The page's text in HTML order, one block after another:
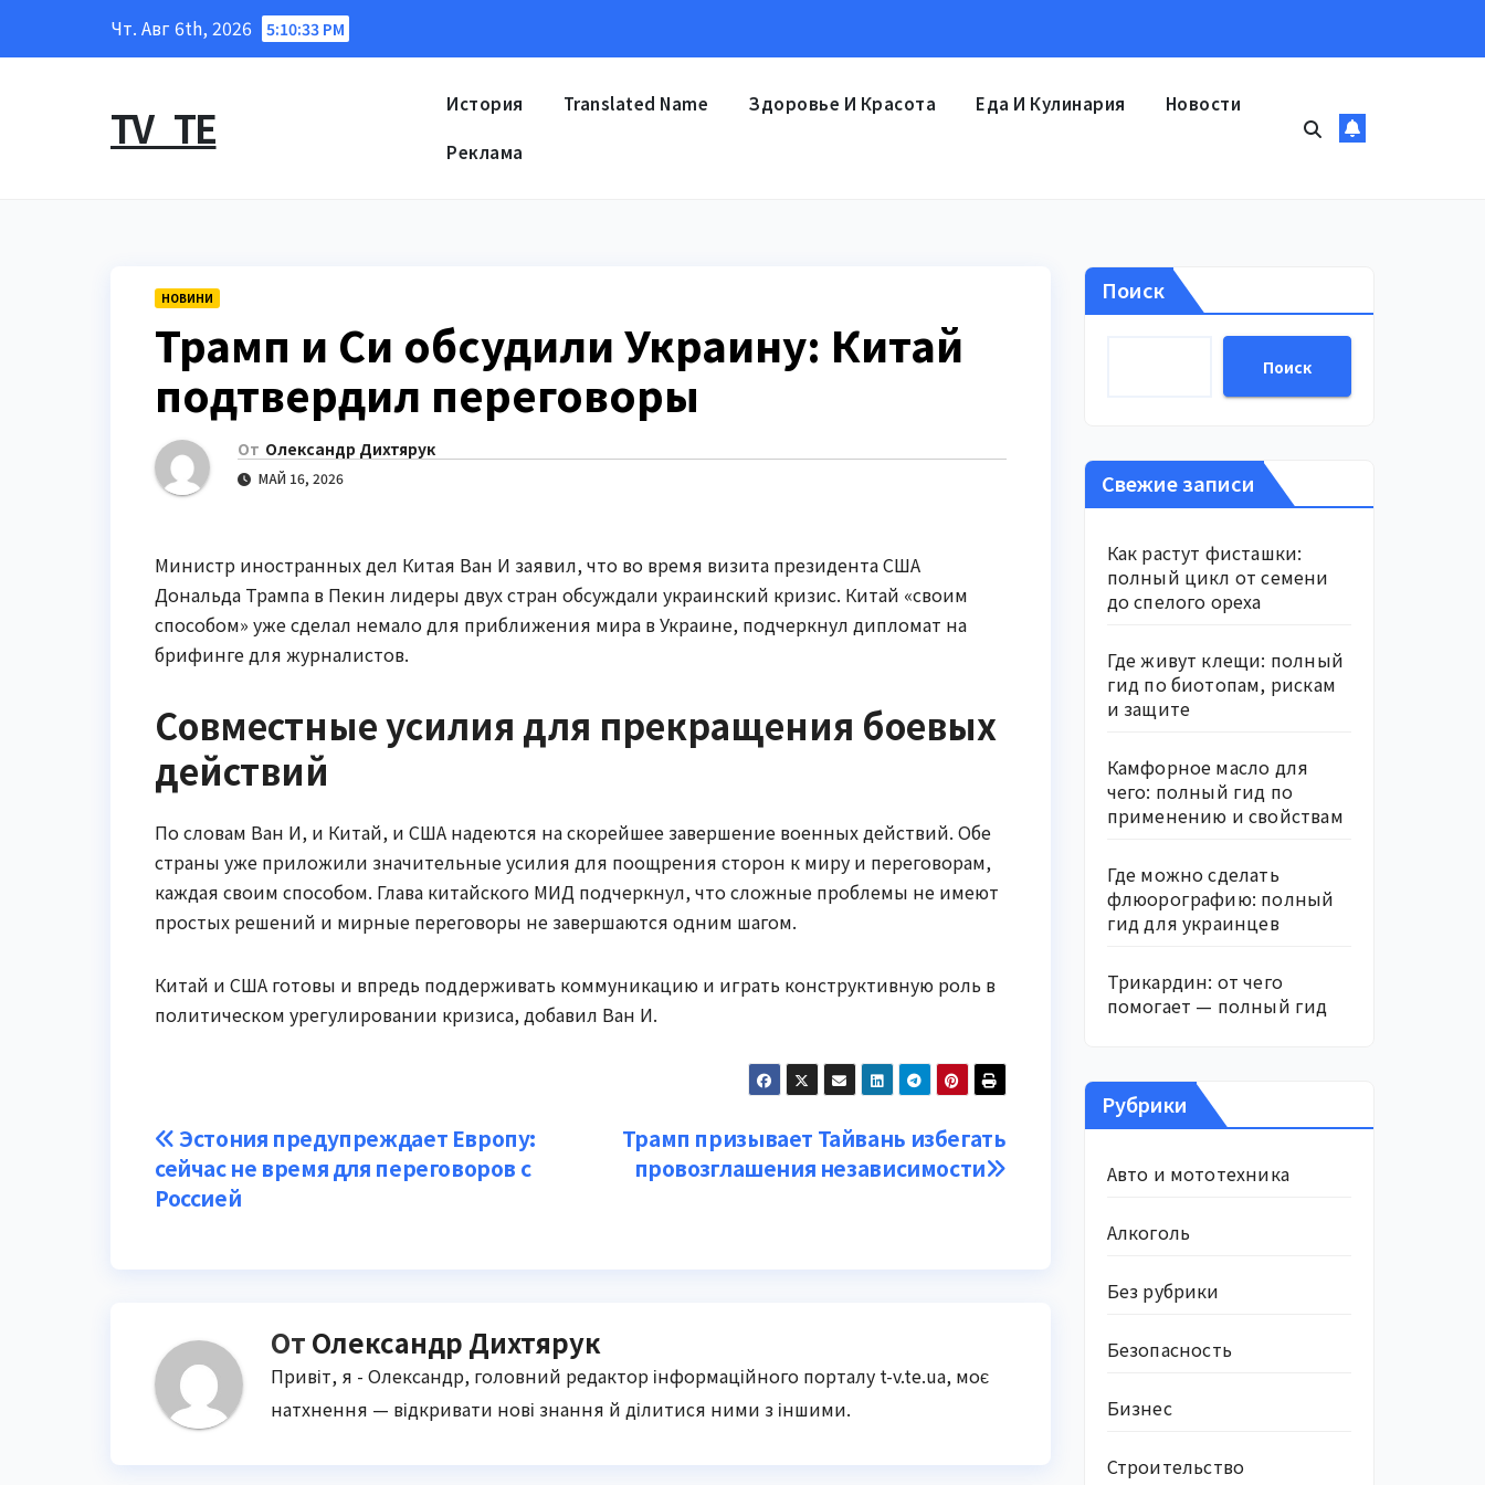
Чт. Авг 6th, 2026 5:10:34 PM
TV_TE История Translated Name Здоровье И Красота Еда И Кулинария Новости
Реклама
НОВИНИ
Трамп и Си обсудили Украину: Китай
подтвердил переговоры
От Олександр Дихтярук
МАЙ 16, 2026
Министр иностранных дел Китая Ван И заявил, что во время визита президента США
Дональда Трампа в Пекин лидеры двух стран обсуждали украинский кризис. Китай «своим
способом» уже сделал немало для приближения мира в Украине, подчеркнул дипломат на
брифинге для журналистов.
Совместные усилия для прекращения боевых
действий
По словам Ван И, и Китай, и США надеются на скорейшее завершение военных действий. Обе
страны уже приложили значительные усилия для поощрения сторон к миру и переговорам,
каждая своим способом. Глава китайского МИД подчеркнул, что сложные проблемы не имеют
простых решений и мирные переговоры не завершаются одним шагом.
Китай и США готовы и впредь поддерживать коммуникацию и играть конструктивную роль в
политическом урегулировании кризиса, добавил Ван И.
Навигация
по
Трамп призывает Тайвань избегать
провозглашения независимости
Эстония предупреждает Европу:
сейчас не время для переговоров с
Россией
От Олександр Дихтярук
Привіт, я - Олександр, головний редактор інформаційного порталу t-v.te.ua, моє
натхнення — відкривати нові знання й ділитися ними з іншими.
Поиск
Поиск
Свежие записи
Как растут фисташки:
полный цикл от семени
до спелого ореха
Где живут клещи: полный
гид по биотопам, рискам
и защите
Камфорное масло для
чего: полный гид по
применению и свойствам
Где можно сделать
флюорографию: полный
гид для украинцев
Трикардин: от чего
помогает — полный гид
Рубрики
Авто и мототехника
Алкоголь
Без рубрики
Безопасность
Бизнес
Строительство